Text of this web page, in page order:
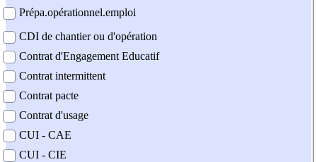
Prépa.opérationnel.emploi
CDI de chantier ou d'opération
Contrat d'Engagement Educatif
Contrat intermittent
Contrat pacte
Contrat d'usage
CUI - CAE
CUI - CIE